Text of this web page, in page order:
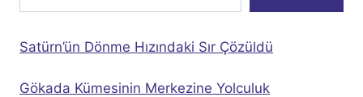
Satürn’ün Dönme Hızındaki Sır Çözüldü
Gökada Kümesinin Merkezine Yolculuk